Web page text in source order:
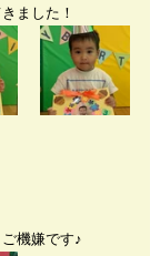
ました！
機嫌です♪